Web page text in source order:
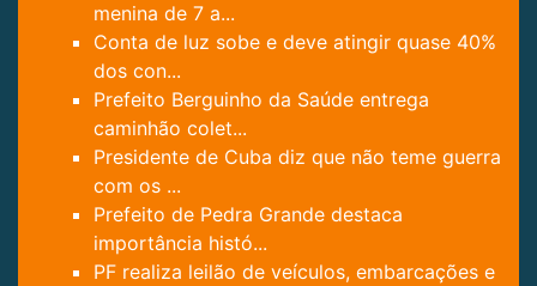
menina de 7 a...
Conta de luz sobe e deve atingir quase 40%
dos con...
Prefeito Berguinho da Saúde entrega
caminhão colet...
Presidente de Cuba diz que não teme guerra
com os ...
Prefeito de Pedra Grande destaca
importância histó...
PF realiza leilão de veículos, embarcações e